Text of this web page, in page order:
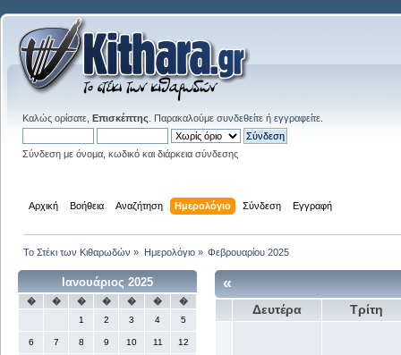
Καλώς ορίσατε, Επισκέπτης . Παρακαλούμε συνδεθείτε ή εγγραφείτε
Σύνδεση με όνομα, κωδικό και διάρκεια σύνδεσης
Αρχική Βοήθεια Αναζήτηση Ημερολόγιο Σύνδεση Εγγραφή
Το Στέκι των Κιθαρωδών » Ημερολόγιο» Φεβρουαρίου 2025
Ιανουάριος 2025
� � � � � �
�
1
2 3 4 5
6 7 8 9 10 11 12
«
Δευτέρα Τρίτη